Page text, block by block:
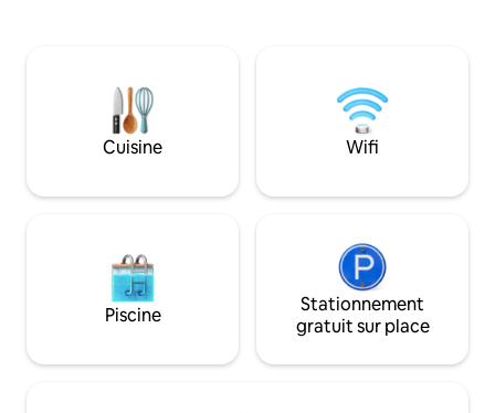
barbecue dans votre espace extérieur
Bengalow réservé aux adultes N’est pas
adapté aux - 16 ans
chambre
au RDV !
Cuisine Wifi
Piscine
Stationnement
gratuit sur place